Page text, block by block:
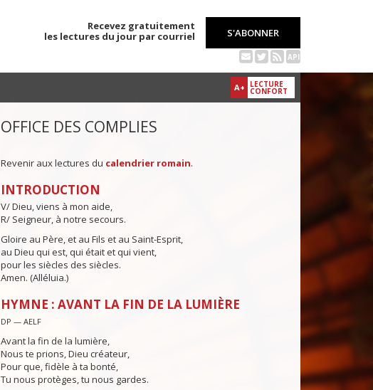
Recevez gratuitement
les lectures du jour par courriel
S'ABONNER
API
A+ LECTURE
CONFORT
OFFICE DES COMPLIES
Revenir aux lectures du calendrier romain.
INTRODUCTION
V/ Dieu, viens à mon aide,
R/ Seigneur, à notre secours.
Gloire au Père, et au Fils et au Saint-Esprit,
au Dieu qui est, qui était et qui vient,
pour les siècles des siècles.
Amen. (Alléluia.)
HYMNE : AVANT LA FIN DE LA LUMIÈRE
DP — AELF
Avant la fin de la lumière,
Nous te prions, Dieu créateur,
Pour que, fidèle à ta bonté,
Tu nous protèges, tu nous gardes.